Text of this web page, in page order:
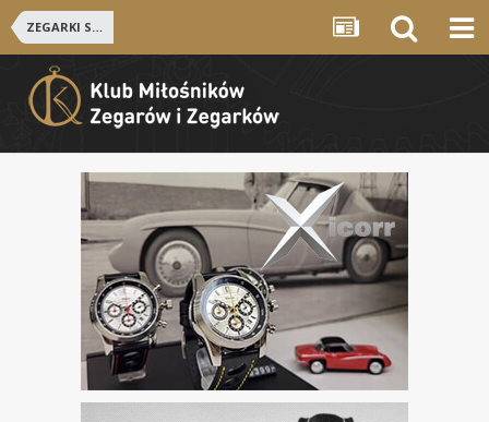
ZEGARKI SZWAJCARSKIE i NIEMIECKIE